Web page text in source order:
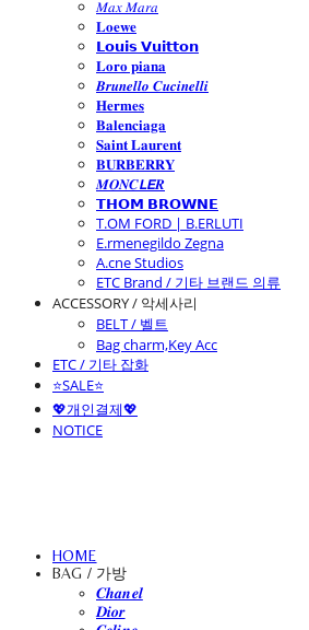
𝑀𝑎𝑥 𝑀𝑎𝑟𝑎
𝐋𝐨𝐞𝐰𝐞
𝗟𝗼𝘂𝗶𝘀 𝗩𝘂𝗶𝘁𝘁𝗼𝗻
𝐋𝐨𝐫𝐨 𝐩𝐢𝐚𝐧𝐚
𝑩𝒓𝒖𝒏𝒆𝒍𝒍𝒐 𝑪𝒖𝒄𝒊𝒏𝒆𝒍𝒍𝒊
𝐇𝐞𝐫𝐦𝐞𝐬
𝐁𝐚𝐥𝐞𝐧𝐜𝐢𝐚𝐠𝐚
𝐒𝐚𝐢𝐧𝐭 𝐋𝐚𝐮𝐫𝐞𝐧𝐭
𝐁𝐔𝐑𝐁𝐄𝐑𝐑𝐘
𝑴𝑶𝑵𝑪𝙇𝙀𝑹
𝗧𝗛𝗢𝗠 𝗕𝗥𝗢𝗪𝗡𝗘
T.OM FORD | B.ERLUTI
E.rmenegildo Zegna
A.cne Studios
ETC Brand / 기타 브랜드 의류
ACCESSORY / 악세사리
BELT / 벨트
Bag charm,Key Acc
ETC / 기타 잡화
⭐SALE⭐
💖개인결제💖
NOTICE
HOME
BAG / 가방
𝑪𝒉𝒂𝒏𝒆𝒍
𝑫𝒊𝒐𝒓